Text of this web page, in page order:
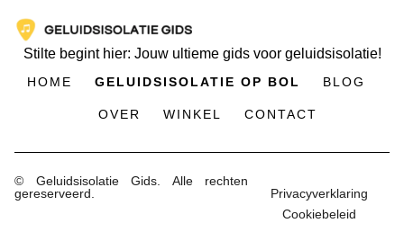
Stilte begint hier: Jouw ultieme gids voor geluidsisolatie!
HOME GELUIDSISOLATIE OP BOL BLOG
OVER WINKEL CONTACT
© Geluidsisolatie Gids. Alle rechten
gereserveerd.
Privacyverklaring
Cookiebeleid